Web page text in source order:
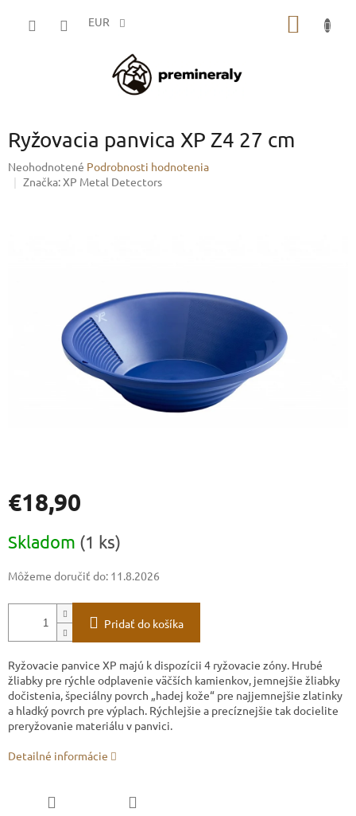
EUR
Ryžovacia panvica XP Z4 27 cm
Priemerné
hodnotenie
Neohodnotené Podrobnosti hodnotenia
Značka:XP Metal Detectors
€18,90
cena:
Skladom (1 ks)
Môžeme doručiť do: 11.8.2026
Pridať do košíka
Ryžovacie panvice XP majú k dispozícii 4 ryžovacie zóny. Hrubé
žliabky pre rýchle odplavenie väčších kamienkov, jemnejšie žliabky
dočistenia, špeciálny povrch „hadej kože“ pre najjemnejšie zlatinky
a hladký povrch pre výplach. Rýchlejšie a precíznejšie tak docielite
preryžovanie materiálu v panvici.
Detailné informácie